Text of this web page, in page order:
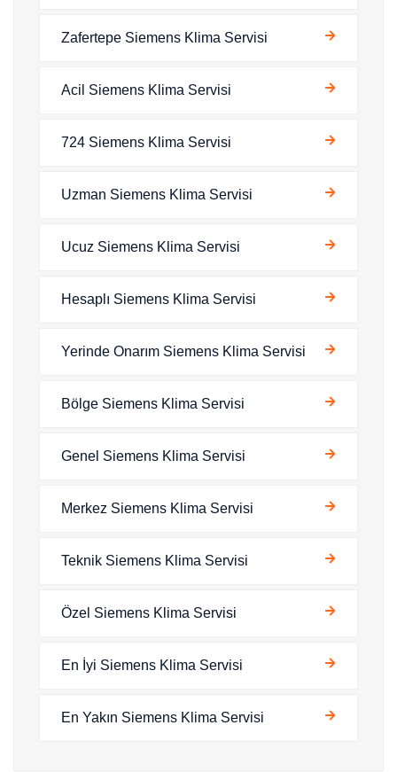
Zafertepe Siemens Klima Servisi
Acil Siemens Klima Servisi
724 Siemens Klima Servisi
Uzman Siemens Klima Servisi
Ucuz Siemens Klima Servisi
Hesaplı Siemens Klima Servisi
Yerinde Onarım Siemens Klima Servisi
Bölge Siemens Klima Servisi
Genel Siemens Klima Servisi
Merkez Siemens Klima Servisi
Teknik Siemens Klima Servisi
Özel Siemens Klima Servisi
En İyi Siemens Klima Servisi
En Yakın Siemens Klima Servisi